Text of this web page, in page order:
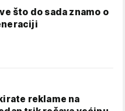
što do sada znamo o
reklame na